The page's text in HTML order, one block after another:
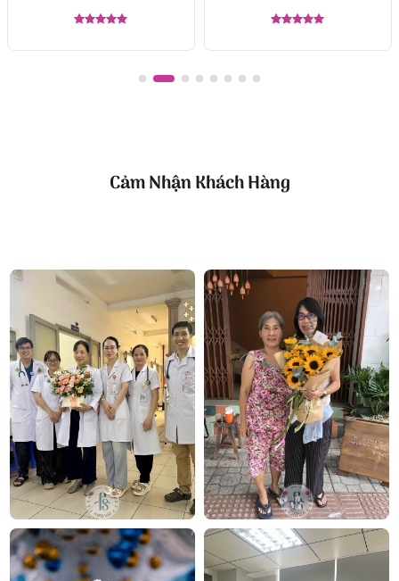
Bó hoa Vương vai
Kết luận
Bó hoa “Tuổi Mộng xứ đông” là món quà hoàn hảo
dành cho thầy cô giáo trong dịp sinh nhật. Với hoa
hồng lạc thần và lá bạc, bó hoa này không chỉ mang
đến vẻ đẹp tươi mới mà còn chứa đựng thông điệp
tình cảm chân thành và sự kính trọng. Đây chắc
chắn sẽ là một món quà ý nghĩa, mang lại niềm vui
và sự ấm áp cho thầy cô trong ngày đặc biệt của họ.
Công ty TNHH Hoa Tươi FLOWERSIGHT –Shop
hoa tươiTP.HCM
FlowerSight là shop hoa chuyên cung cấphoa tươi
Cảm Nhận Khách Hàng